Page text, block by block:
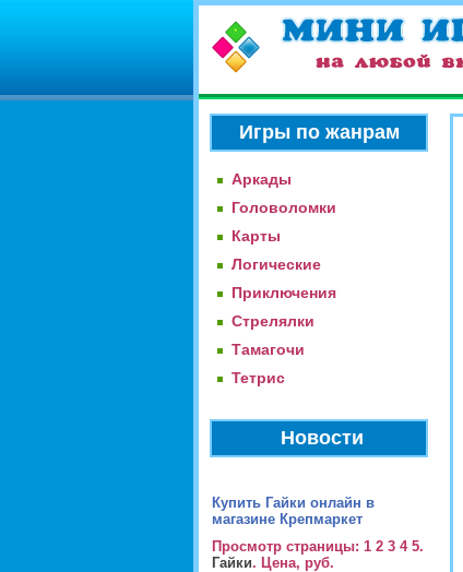
Игры по жанрам
Аркады
Головоломки
Карты
Логические
Приключения
Стрелялки
Тамагочи
Тетрис
Новости
Купить Гайки онлайн в
магазине Крепмаркет
Просмотр страницы: 1 2 3 4 5.
Гайки. Цена, руб.